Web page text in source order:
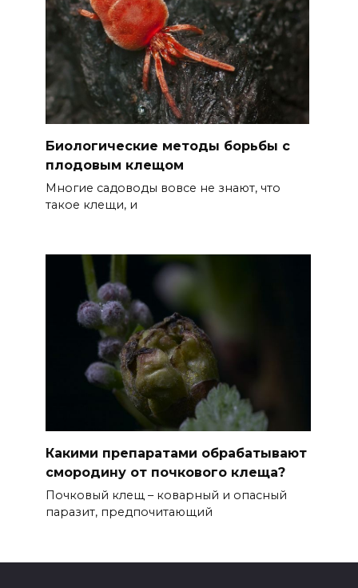
Биологические методы борьбы с
плодовым клещом
Многие садоводы вовсе не знают, что
такое клещи, и
Какими препаратами обрабатывают
смородину от почкового клеща?
Почковый клещ – коварный и опасный
паразит, предпочитающий